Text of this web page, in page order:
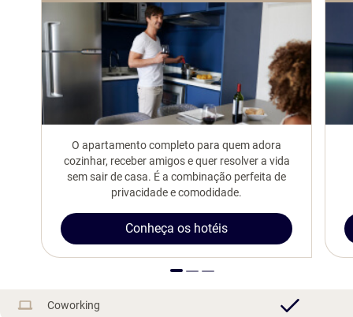
O apartamento completo para quem adora
cozinhar, receber amigos e quer resolver a vida
sem sair de casa. É a combinação perfeita de
privacidade e comodidade.
Conheça os hotéis
Coworking